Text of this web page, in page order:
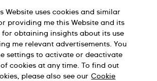
使用條款
Website uses cookies and similar
providing me this Website and its
obtaining insights about its use
me relevant advertisements. You
settings to activate or deactivate
cookies at any time. To find out
please also see our Cookie